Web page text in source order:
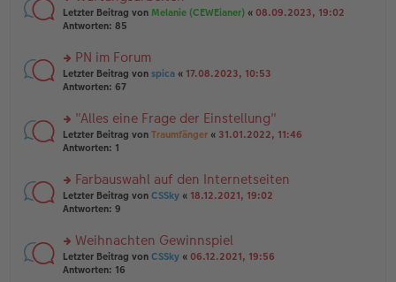
a
g
n
er
tr
a
g
n
g
el
e
n
er
tr
a
g
rs
te
n
g
el
e
n
er
tr
a
g
Letzter Beitrag von Melanie (CEWEianer) « 08.09.2023, 19:02
Antworten: 85
rs
te
n
g
el
e
n
er
tr
a
g
PN im Forum
Letzter Beitrag von spica « 17.08.2023, 10:53
Antworten: 67
rs
te
n
g
el
e
n
er
"Alles eine Frage der Einstellung"
Letzter Beitrag von Traumfänger « 31.01.2022, 11:46
Antworten: 1
rs
te
n
g
el
Farbauswahl auf den Internetseiten
Letzter Beitrag von CSSky « 18.12.2021, 19:02
Antworten: 9
rs
te
Weihnachten Gewinnspiel
Letzter Beitrag von CSSky « 06.12.2021, 19:56
Antworten: 16